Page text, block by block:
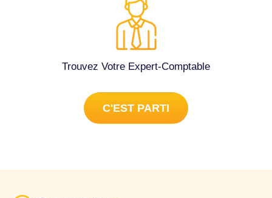
Trouvez Votre Expert-Comptable
C'EST PARTI